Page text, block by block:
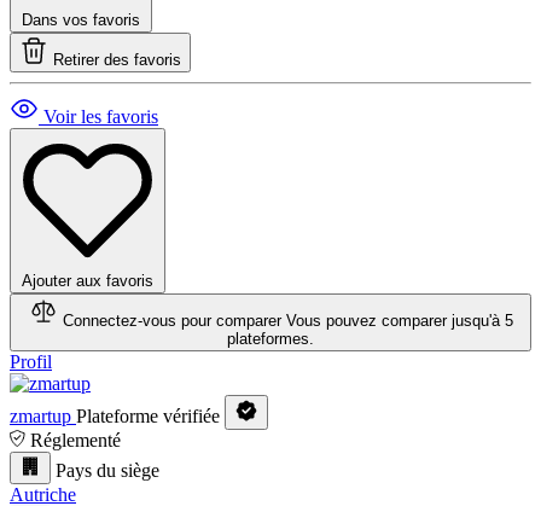
Dans vos favoris
Retirer des favoris
Voir les favoris
Ajouter aux favoris
Connectez-vous pour comparer Vous pouvez comparer jusqu'à 5
plateformes.
Profil
zmartup Plateforme vérifiée
Réglementé
Pays du siège
Autriche